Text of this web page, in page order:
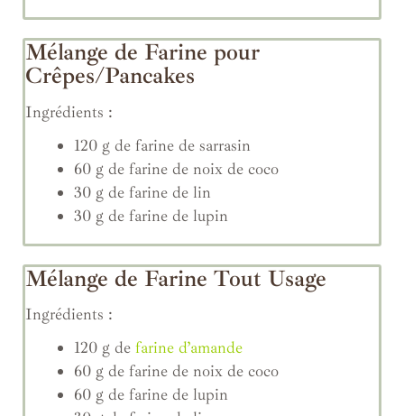
Mélange de Farine pour
Crêpes/Pancakes
Ingrédients :
120 g de farine de sarrasin
60 g de farine de noix de coco
30 g de farine de lin
30 g de farine de lupin
Mélange de Farine Tout Usage
Ingrédients :
120 g de farine d’amande
60 g de farine de noix de coco
60 g de farine de lupin